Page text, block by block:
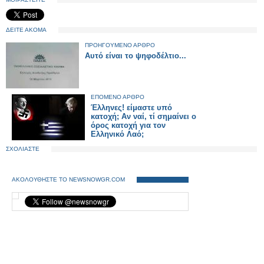
ΔΕΙΤΕ ΑΚΟΜΑ
ΠΡΟΗΓΟΥΜΕΝΟ ΑΡΘΡΟ
Αυτό είναι το ψηφοδέλτιο...
ΕΠΟΜΕΝΟ ΑΡΘΡΟ
Έλληνες! είμαστε υπό
κατοχή; Αν ναί, τί σημαίνει ο
όρος κατοχή για τον
Ελληνικό Λαό;
ΣΧΟΛΙΑΣΤΕ
ΑΚΟΛΟΥΘΗΣΤΕ ΤΟ NEWSNOWGR.COM